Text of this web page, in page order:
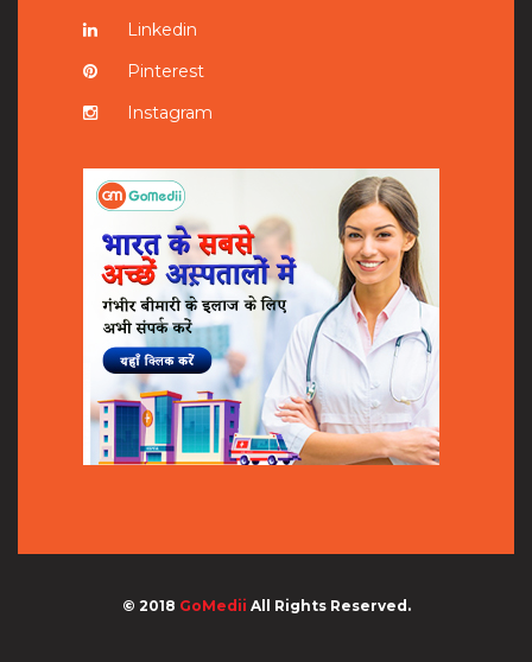
Linkedin
Pinterest
Instagram
© 2018 GoMedii All Rights Reserved.